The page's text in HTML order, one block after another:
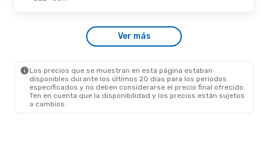
- Lun., 31 De Ago.
Directo
Ver más
Los precios que se muestran en esta página estaban
disponibles durante los últimos 20 días para los periodos
especificados y no deben considerarse el precio final ofrecido.
Ten en cuenta que la disponibilidad y los precios están sujetos
a cambios.